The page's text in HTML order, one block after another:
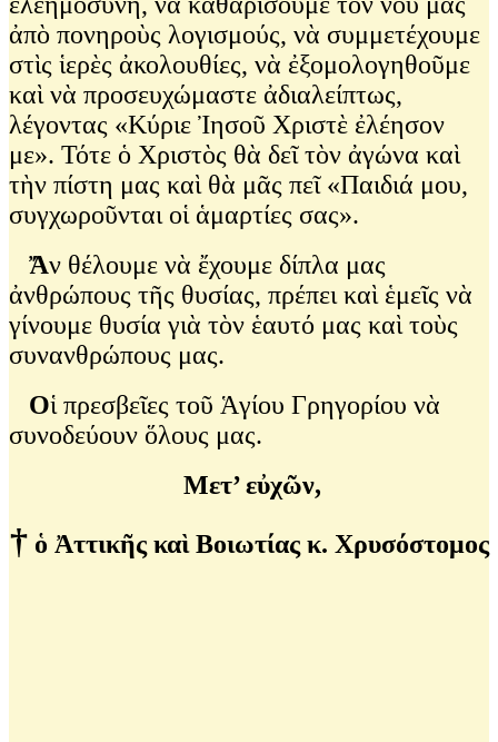
ἀπὸ πονηροὺς λογισμούς, νὰ συμμετέχουμε
στὶς ἱερὲς ἀκολουθίες, νὰ ἐξομολογηθοῦμε
καὶ νὰ προσευχώμαστε ἀδιαλείπτως,
λέγοντας «Κύριε Ἰησοῦ Χριστὲ ἐλέησον
με». Τότε ὁ Χριστὸς θὰ δεῖ τὸν ἀγώνα καὶ
τὴν πίστη μας καὶ θὰ μᾶς πεῖ «Παιδιά μου,
συγχωροῦνται οἱ ἁμαρτίες σας».
Ἄν θέλουμε νὰ ἔχουμε δίπλα μας
ἀνθρώπους τῆς θυσίας, πρέπει καὶ ἑμεῖς νὰ
γίνουμε θυσία γιὰ τὸν ἑαυτό μας καὶ τοὺς
συνανθρώπους μας.
Οἱ πρεσβεῖες τοῦ Ἁγίου Γρηγορίου νὰ
συνοδεύουν ὅλους μας.
Μετ’ εὐχῶν,
† ὁ Ἀττικῆς καὶ Βοιωτίας κ. Χρυσόστομος